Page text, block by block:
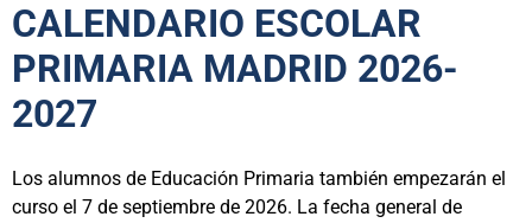
CALENDARIO ESCOLAR
PRIMARIA MADRID 2026-
2027
Los alumnos de Educación Primaria también empezarán el
curso el 7 de septiembre de 2026. La fecha general de